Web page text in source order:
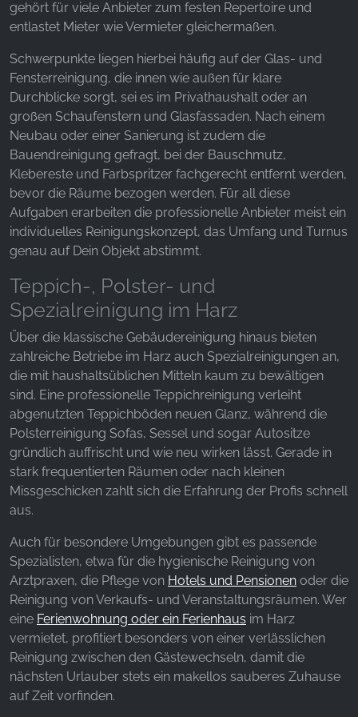
gehört für viele Anbieter zum festen Repertoire und
entlastet Mieter wie Vermieter gleichermaßen.
Schwerpunkte liegen hierbei häufig auf der Glas- und
Fensterreinigung, die innen wie außen für klare
Durchblicke sorgt, sei es im Privathaushalt oder an
großen Schaufenstern und Glasfassaden. Nach einem
Neubau oder einer Sanierung ist zudem die
Bauendreinigung gefragt, bei der Bauschmutz,
Klebereste und Farbspritzer fachgerecht entfernt werden,
bevor die Räume bezogen werden. Für all diese
Aufgaben erarbeiten die professionelle Anbieter meist ein
individuelles Reinigungskonzept, das Umfang und Turnus
genau auf Dein Objekt abstimmt.
Teppich-, Polster- und
Spezialreinigung im Harz
Über die klassische Gebäudereinigung hinaus bieten
zahlreiche Betriebe im Harz auch Spezialreinigungen an,
die mit haushaltsüblichen Mitteln kaum zu bewältigen
sind. Eine professionelle Teppichreinigung verleiht
abgenutzten Teppichböden neuen Glanz, während die
Polsterreinigung Sofas, Sessel und sogar Autositze
gründlich auffrischt und wie neu wirken lässt. Gerade in
stark frequentierten Räumen oder nach kleinen
Missgeschicken zahlt sich die Erfahrung der Profis schnell
aus.
Auch für besondere Umgebungen gibt es passende
Spezialisten, etwa für die hygienische Reinigung von
Arztpraxen, die Pflege von Hotels und Pensionen oder die
Reinigung von Verkaufs- und Veranstaltungsräumen. Wer
eine Ferienwohnung oder ein Ferienhaus im Harz
vermietet, profitiert besonders von einer verlässlichen
Reinigung zwischen den Gästewechseln, damit die
nächsten Urlauber stets ein makellos sauberes Zuhause
auf Zeit vorfinden.
Facebook Pixel
_fbp, fr, _fbq, fbq
Provider:
Facebook Ireland Ltd.
Purpose:
Измерение рекламы и маркетинг
Cookie duration:
3 месяца - 1 год
Статистические Cookies собирают информацию
анонимно. Эта информация помогает нам
понять, как наши посетители используют наш
сайт.
Google Analytics
Name:
_ga, _gid, _gac_gb_
Provider:
Google LLC
Сбор статистических данных об использовании
сайта
Cookie duration:
24 часа - 2 года